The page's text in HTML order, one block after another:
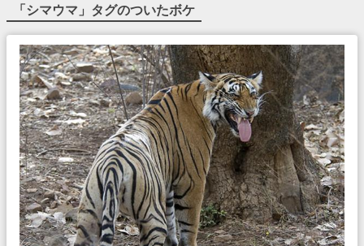
「シマウマ 」タグのついたボケ